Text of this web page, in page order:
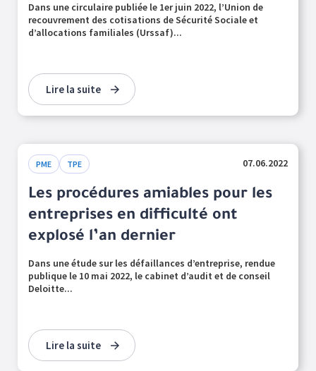
Dans une circulaire publiée le 1er juin 2022, l’Union de
recouvrement des cotisations de Sécurité Sociale et
d’allocations familiales (Urssaf)...
Lire la suite
PME TPE 07.06.2022
Les procédures amiables pour les
entreprises en difficulté ont
explosé l’an dernier
Dans une étude sur les défaillances d’entreprise, rendue
publique le 10 mai 2022, le cabinet d’audit et de conseil
Deloitte...
Lire la suite